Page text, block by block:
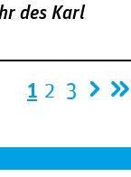
des Karl
1 2 3